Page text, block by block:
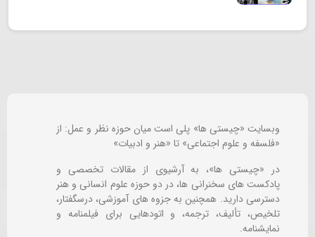
وبسایت «چیستی ها» پلی است میان حوزه نظر و عمل: از
«فلسفه و علوم اجتماعی» تا «هنر و ادبیات»
در «چیستی ها»، به آرشیوی از مقالات تخصصی و
پادکست های سخنرانی ها، در دو حوزه علوم انسانی و هنر
دسترسی دارید. همچنین به جزوه های آموزشی، درسگفتار،
تلخیص، تألیف، ترجمه، و اتودهایی برایفیلمنامه و
نمایشنامه.